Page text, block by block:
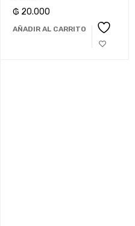
₲ 20.000
AÑADIR AL CARRITO